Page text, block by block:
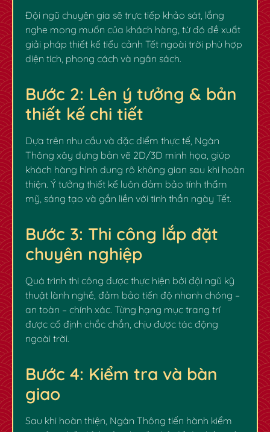
Đội ngũ chuyên gia sẽ trực tiếp khảo sát, lắng
nghe mong muốn của khách hàng, từ đó đề xuất
giải pháp thiết kế tiểu cảnh Tết ngoài trời phù hợp
diện tích, phong cách và ngân sách.
Bước 2: Lên ý tưởng & bản
thiết kế chi tiết
Dựa trên nhu cầu và đặc điểm thực tế, Ngàn
Thông xây dựng bản vẽ 2D/3D minh họa, giúp
khách hàng hình dung rõ không gian sau khi hoàn
thiện. Ý tưởng thiết kế luôn đảm bảo tính thẩm
mỹ, sáng tạo và gắn liền với tinh thần ngày Tết.
Bước 3: Thi công lắp đặt
chuyên nghiệp
Quá trình thi công được thực hiện bởi đội ngũ kỹ
thuật lành nghề, đảm bảo tiến độ nhanh chóng –
an toàn – chính xác. Từng hạng mục trang trí
được cố định chắc chắn, chịu được tác động
ngoài trời.
Bước 4: Kiểm tra và bàn
giao
Sau khi hoàn thiện, Ngàn Thông tiến hành kiểm
✿